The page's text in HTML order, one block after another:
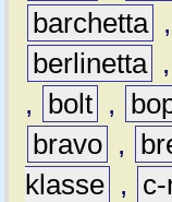
barchetta ,
berlinetta ,
,
bolt ,
bravo ,
klasse ,